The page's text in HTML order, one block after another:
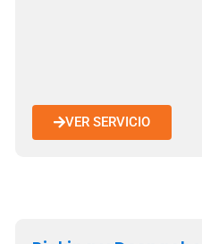
VER SERVICIO